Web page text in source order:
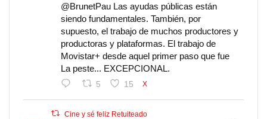
@BrunetPau Las ayudas públicas están
siendo fundamentales. También, por
supuesto, el trabajo de muchos productores y
productoras y plataformas. El trabajo de
Movistar+ desde aquel primer paso que fue
La peste... EXCEPCIONAL.
5 15 X
Cine y sé feliz Retuiteado